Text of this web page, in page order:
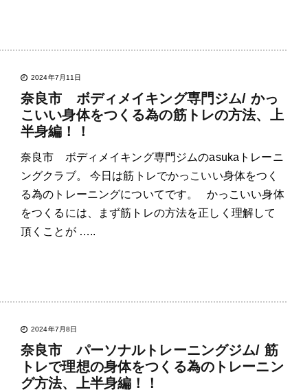
2024年7月11日
奈良市 ボディメイキング専門ジム/ かっ
こいい身体をつくる為の筋トレの方法、上
半身編！！
奈良市 ボディメイキング専門ジムのasukaトレーニ
ングクラブ。 今日は筋トレでかっこいい身体をつく
る為のトレーニングについてです。 かっこいい身体
をつくるには、まず筋トレの方法を正しく理解して
頂くことが …..
2024年7月8日
奈良市 パーソナルトレーニングジム/ 筋
トレで理想の身体をつくる為のトレーニン
グ方法、上半身編！！